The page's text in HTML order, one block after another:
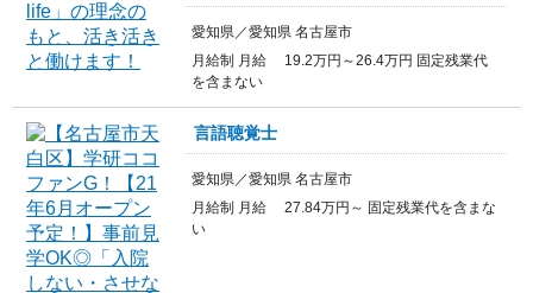
愛知県／愛知県 名古屋市
月給制 月給 19.2万円～26.4万円 固定残業代
を含まない
言語聴覚士
愛知県／愛知県 名古屋市
月給制 月給 27.84万円～ 固定残業代を含まな
い